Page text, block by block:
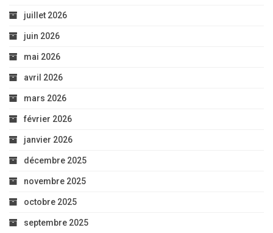
juillet 2026
juin 2026
mai 2026
avril 2026
mars 2026
février 2026
janvier 2026
décembre 2025
novembre 2025
octobre 2025
septembre 2025